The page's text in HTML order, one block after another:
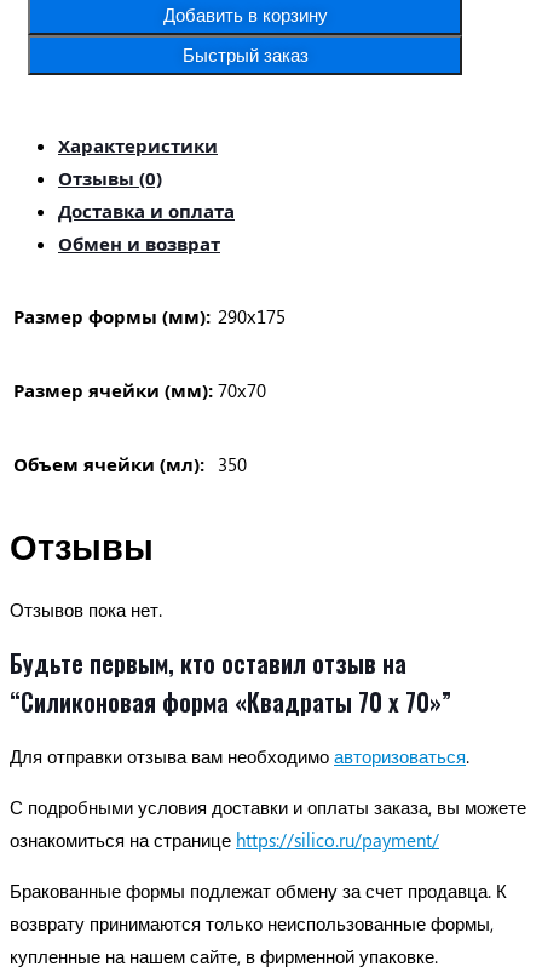
Силиконовая
форма
70
70»
Добавить в корзину
Быстрый заказ
Характеристики
Отзывы (0)
Доставка и оплата
Обмен и возврат
Размер формы (мм): 290х175
Размер ячейки (мм): 70х70
Объем ячейки (мл): 350
Отзывы
Отзывов пока нет.
Будьте первым, кто оставил отзыв на
“Силиконовая форма «Квадраты 70 х 70»”
Для отправки отзыва вам необходимо авторизоваться.
С подробными условия доставки и оплаты заказа, вы можете
ознакомиться на странице https://silico.ru/payment/
Бракованные формы подлежат обмену за счет продавца. К
возврату принимаются только неиспользованные формы,
купленные на нашем сайте, в фирменной упаковке.